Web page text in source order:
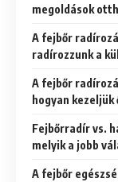
megoldások
A fejbőr
radírozzunk a
A fejbőr
hogyan kezeljük
Fejbőrradír vs.
melyik a jobb
A fejbőr